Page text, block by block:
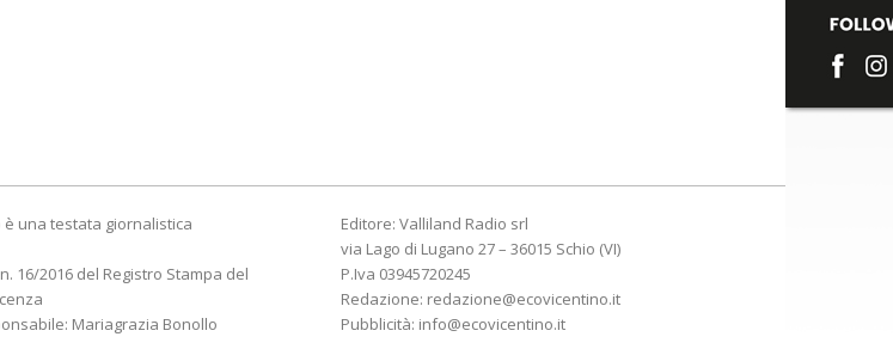
è una testata giornalistica
16/2016 del Registro Stampa del
Mariagrazia Bonollo
Editore: Valliland Radio srl
via Lago di Lugano 27 – 36015 Schio (VI)
P.Iva 03945720245
Redazione: redazione@ecovicentino.it
Pubblicità: info@ecovicentino.it